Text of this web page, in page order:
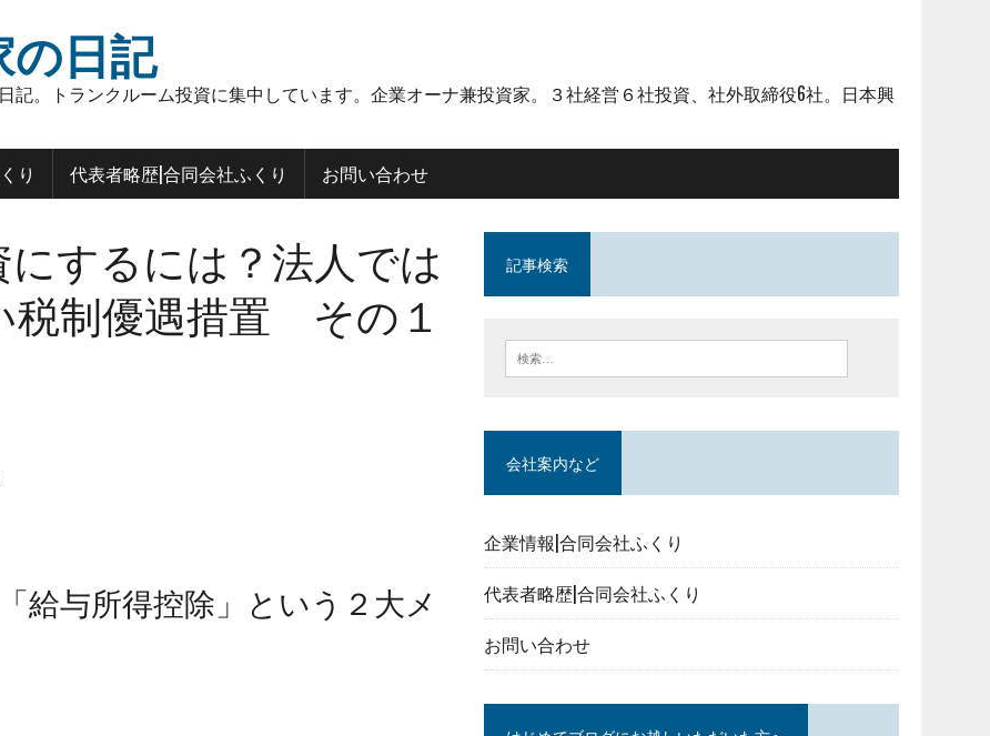
の日記
記。トランクルーム投資に集中しています。企業オーナ兼投資家。３社経営６社投資、社外取締役6社。日本興
り 代表者略歴|合同会社ふくり お問い合わせ
するには？法人では
税制優遇措置 その１
給与所得控除」という２大メ
記事検索
会社案内など
企業情報|合同会社ふくり
代表者略歴|合同会社ふくり
お問い合わせ